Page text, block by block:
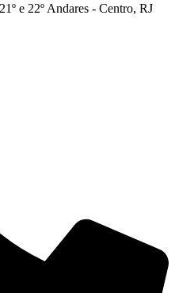
e 22º Andares - Centro, RJ